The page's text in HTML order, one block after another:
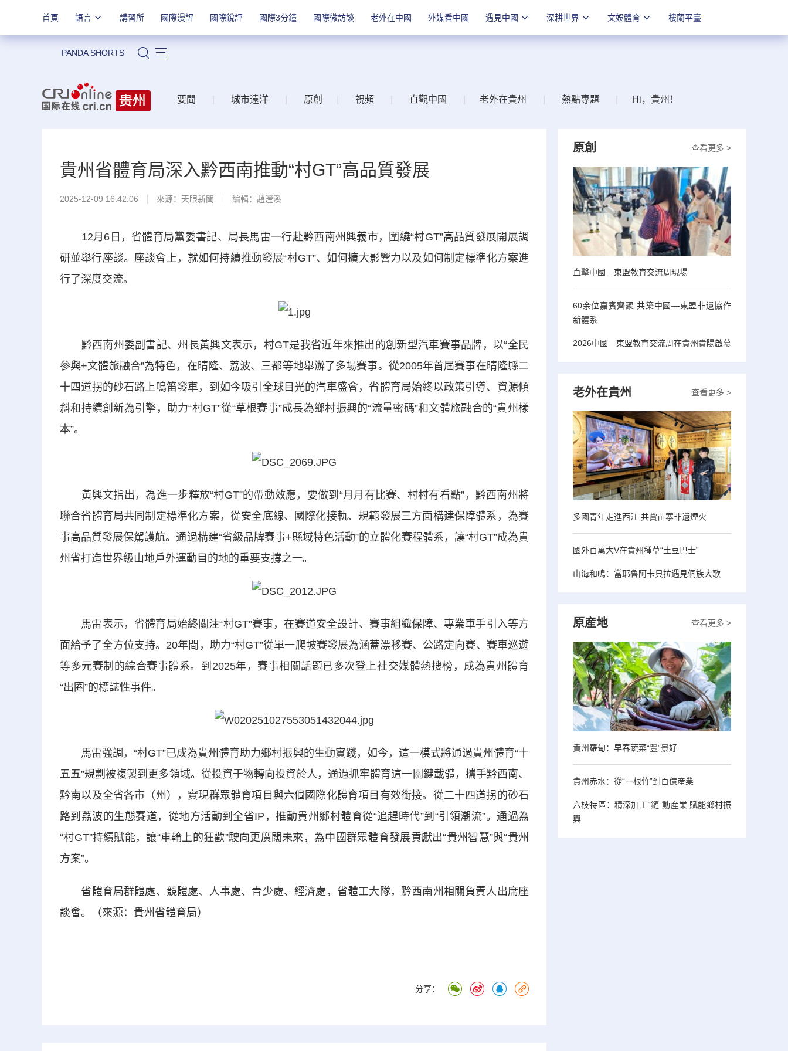
首頁 語言 講習所 國際漫評 國際銳評 國際3分鐘 國際微訪談 老外在中國 外媒看中國 遇見中國 深耕世界 文娛體育 樓蘭平臺
PANDA SHORTS 站內搜索
要聞 城市遠洋 原創 視頻 直觀中國 老外在貴州 熱點專題 Hi，貴州！
貴州省體育局深入黔西南推動“村GT”高品質發展
2025-12-09 16:42:06 來源： 天眼新聞 編輯：趙瀅溪
12月6日，省體育局黨委書記、局長馬雷一行赴黔西南州興義市，圍繞“村GT”高品質發展開展調
研並舉行座談。座談會上，就如何持續推動發展“村GT”、如何擴大影響力以及如何制定標準化方案進
行了深度交流。
黔西南州委副書記、州長黃興文表示，村GT是我省近年來推出的創新型汽車賽事品牌，以“全民
參與+文體旅融合”為特色，在晴隆、荔波、三都等地舉辦了多場賽事。從2005年首屆賽事在晴隆縣二
十四道拐的砂石路上鳴笛發車，到如今吸引全球目光的汽車盛會，省體育局始終以政策引導、資源傾
斜和持續創新為引擎，助力“村GT”從“草根賽事”成長為鄉村振興的“流量密碼”和文體旅融合的“貴州樣
本”。
黃興文指出，為進一步釋放“村GT”的帶動效應，要做到“月月有比賽、村村有看點”，黔西南州將
聯合省體育局共同制定標準化方案，從安全底線、國際化接軌、規範發展三方面構建保障體系，為賽
事高品質發展保駕護航。通過構建“省級品牌賽事+縣域特色活動”的立體化賽程體系，讓“村GT”成為貴
州省打造世界級山地戶外運動目的地的重要支撐之一。
馬雷表示，省體育局始終關注“村GT”賽事，在賽道安全設計、賽事組織保障、專業車手引入等方
面給予了全方位支持。20年間，助力“村GT”從單一爬坡賽發展為涵蓋漂移賽、公路定向賽、賽車巡遊
等多元賽制的綜合賽事體系。到2025年，賽事相關話題已多次登上社交媒體熱搜榜，成為貴州體育
“出圈”的標誌性事件。
馬雷強調，“村GT”已成為貴州體育助力鄉村振興的生動實踐，如今，這一模式將通過貴州體育“十
五五”規劃被複製到更多領域。從投資于物轉向投資於人，通過抓牢體育這一關鍵載體，攜手黔西南、
黔南以及全省各市（州），實現群眾體育項目與六個國際化體育項目有效銜接。從二十四道拐的砂石
路到荔波的生態賽道，從地方活動到全省IP，推動貴州鄉村體育從“追趕時代”到“引領潮流”。通過為
“村GT”持續賦能，讓“車輪上的狂歡”駛向更廣闊未來，為中國群眾體育發展貢獻出“貴州智慧”與“貴州
方案”。
省體育局群體處、競體處、人事處、青少處、經濟處，省體工大隊，黔西南州相關負責人出席座
談會。（來源：貴州省體育局）
分享：
查看更多 >
原創
直擊中國—東盟教育交流周現場
60余位嘉賓齊聚 共築中國—東盟非遺協作
新體系
2026中國—東盟教育交流周在貴州貴陽啟幕
查看更多 >
老外在貴州
多國青年走進西江 共賞苗寨非遺煙火
國外百萬大V在貴州種草“土豆巴士”
山海和鳴：當耶魯阿卡貝拉遇見侗族大歌
查看更多 >
原産地
貴州羅甸：早春蔬菜“豐”景好
貴州赤水：從“一根竹”到百億産業
六枝特區：精深加工“鏈”動産業 賦能鄉村振
興